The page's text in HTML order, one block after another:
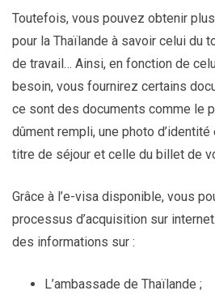
Toutefois, vous pouvez obtenir
pour la Thaïlande à savoir celui du
de travail… Ainsi, en fonction de
besoin, vous fournirez certains
ce sont des documents comme le
dûment rempli, une photo
titre de séjour et celle du billet de
Grâce à l’e-visa disponible, vous
processus d’acquisition sur
des informations sur :
L’ambassade de Thaïlande ;